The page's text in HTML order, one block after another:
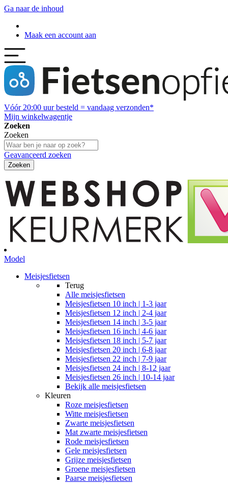
Ga naar de inhoud
Maak een account aan
Vóór 20:00 uur besteld = vandaag verzonden*
Mijn winkelwagentje
Zoeken
Zoeken
Geavanceerd zoeken
Zoeken
Model
Meisjesfietsen
Terug
Alle meisjesfietsen
Meisjesfietsen 10 inch | 1-3 jaar
Meisjesfietsen 12 inch | 2-4 jaar
Meisjesfietsen 14 inch | 3-5 jaar
Meisjesfietsen 16 inch | 4-6 jaar
Meisjesfietsen 18 inch | 5-7 jaar
Meisjesfietsen 20 inch | 6-8 jaar
Meisjesfietsen 22 inch | 7-9 jaar
Meisjesfietsen 24 inch | 8-12 jaar
Meisjesfietsen 26 inch | 10-14 jaar
Bekijk alle meisjesfietsen
Kleuren
Roze meisjesfietsen
Witte meisjesfietsen
Zwarte meisjesfietsen
Mat zwarte meisjesfietsen
Rode meisjesfietsen
Gele meisjesfietsen
Grijze meisjesfietsen
Groene meisjesfietsen
Paarse meisjesfietsen